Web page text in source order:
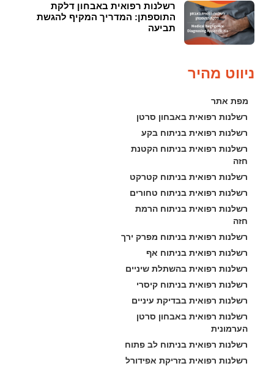
רשלנות רפואית באבחון דלקת
התוספתן: המדריך המקיף להגשת
תביעה
ניווט מהיר
מפת אתר
רשלנות רפואית באבחון סרטן
רשלנות רפואית בניתוח בקע
רשלנות רפואית בניתוח הקטנת
חזה
רשלנות רפואית בניתוח קטרקט
רשלנות רפואית בניתוח טחורים
רשלנות רפואית בניתוח הרמת
חזה
רשלנות רפואית בניתוח מפרק ירך
רשלנות רפואית בניתוח אף
רשלנות רפואית בהשתלת שיניים
רשלנות רפואית בניתוח קיסרי
רשלנות רפואית בבדיקת עיניים
רשלנות רפואית באבחון סרטן
הערמונית
רשלנות רפואית בניתוח לב פתוח
רשלנות רפואית בזריקת אפידורל